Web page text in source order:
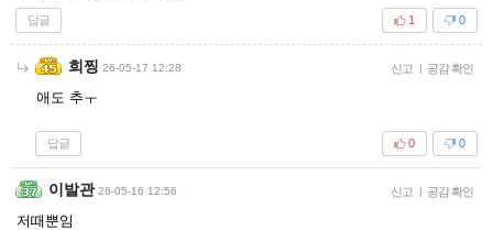
답글 0
1
희찡 26-05-17 12:28 신고 | 공감 확인
애도 추ㅜ
답글 0
0
이발관 26-05-16 12:56 신고 | 공감 확인
저때뿐임